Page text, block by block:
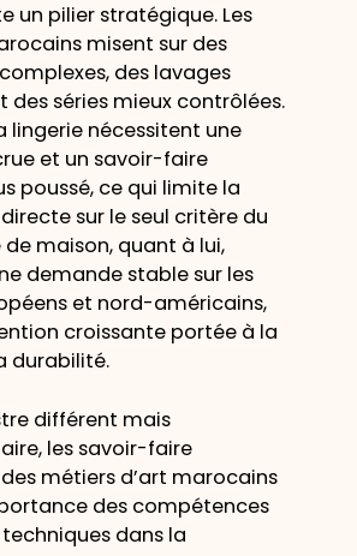
un pilier stratégique. Les
misent sur des
des lavages
des séries mieux contrôlées.
lingerie nécessitent une
et un savoir-faire
poussé, ce qui limite la
sur le seul critère du
de maison, quant à lui,
demande stable sur les
et nord-américains,
croissante portée à la
durabilité.
différent mais
les savoir-faire
métiers d’art marocains
des compétences
dans la